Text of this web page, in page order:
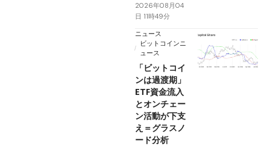
2026年08月04
日 11時49分
ニュース
ビットコインニ
ュース
「ビットコイ
ンは過渡期」
ETF資金流入
とオンチェー
ン活動が下支
え＝グラスノ
ード分析